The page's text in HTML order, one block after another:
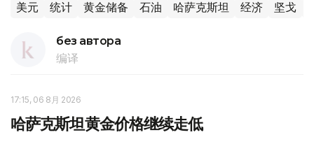
美元 统计 黄金储备 石油 哈萨克斯坦 经济 坚戈
без автора
编译
17:15, 06 8月 2026
哈萨克斯坦黄金价格继续走低